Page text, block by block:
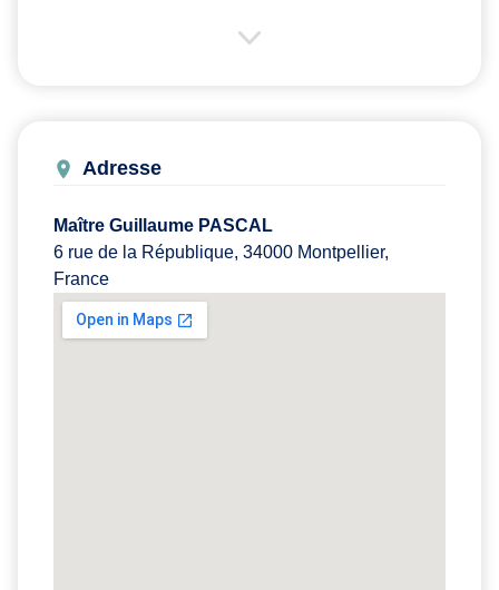
Adresse
Maître Guillaume PASCAL
6 rue de la République, 34000 Montpellier,
France